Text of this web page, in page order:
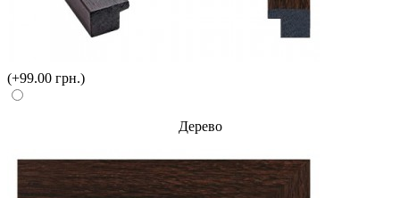
(+99.00 грн.)
Дерево